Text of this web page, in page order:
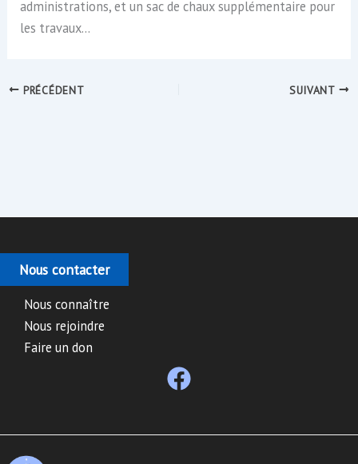
administrations, et un sac de chaux supplémentaire pour
les travaux…
PRÉCÉDENT SUIVANT
Nous contacter
Nous connaître
Nous rejoindre
Faire un don